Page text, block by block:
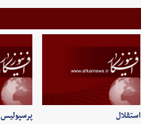
استقلال پرسپولیس